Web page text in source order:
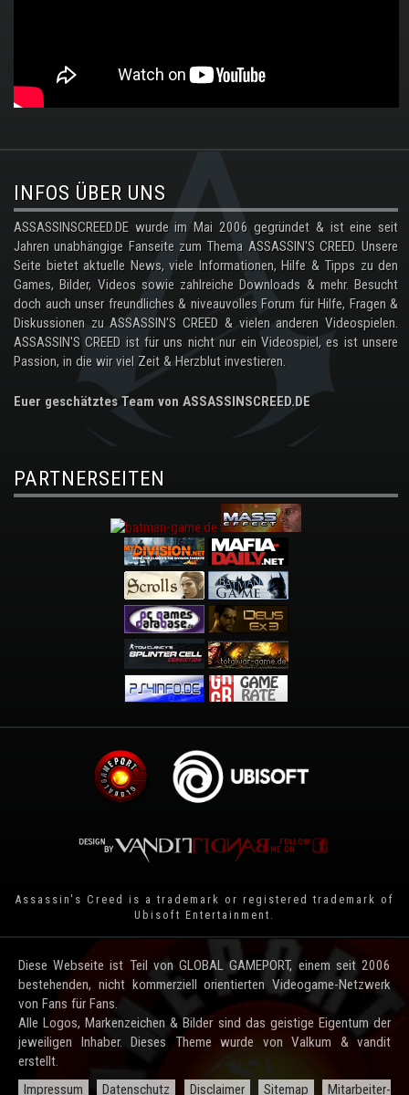
.
INFOS ÜBER UNS
ASSASSINSCREED.DE wurde im Mai 2006 gegründet & ist eine seit
Jahren unabhängige Fanseite zum Thema ASSASSIN'S CREED. Unsere
Seite bietet aktuelle News, viele Informationen, Hilfe & Tipps zu den
Games, Bilder, Videos sowie zahlreiche Downloads & mehr. Besucht
doch auch unser freundliches & niveauvolles Forum für Hilfe, Fragen &
Diskussionen zu ASSASSIN'S CREED & vielen anderen Videospielen.
ASSASSIN'S CREED ist für uns nicht nur ein Videospiel, es ist unsere
Passion, in die wir viel Zeit & Herzblut investieren.
Euer geschätztes Team von ASSASSINSCREED.DE
PARTNERSEITEN
Assassin's Creed is a trademark or registered trademark of
Ubisoft Entertainment .
Diese Webseite ist Teil von GLOBAL GAMEPORT, einem seit 2006
bestehenden, nicht kommerziell orientierten Videogame-Netzwerk
von Fans für Fans.
Alle Logos, Markenzeichen & Bilder sind das geistige Eigentum der
jeweiligen Inhaber. Dieses Theme wurde von Valkum & vandit
erstellt.
Impressum
Datenschutz Disclaimer Sitemap Mitarbeiter-